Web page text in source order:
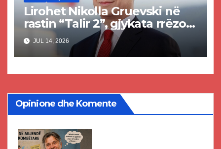
Lirohet Nikolla Gruevski në
rastin “Talir 2”, gjykata rrëzon
akuzat për ndërtimin e
paligjshëm të selisë së VMRO-
DPMNE-së
JUL 14, 2026
Opinione dhe Komente